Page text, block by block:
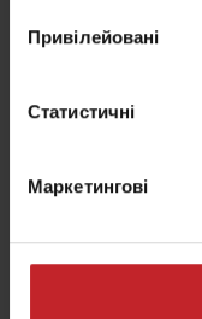
Привілейовані
Статистичні
Маркетингові